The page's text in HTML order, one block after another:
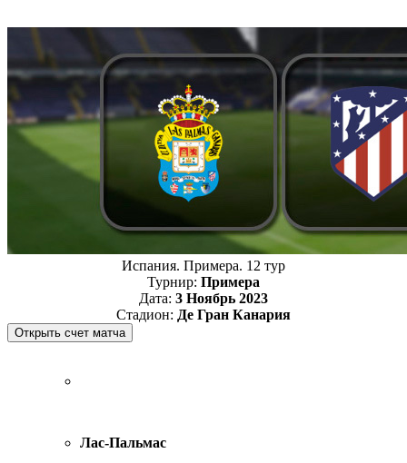
Испания. Примера. 12 тур
Турнир: Примера
Дата: 3 Ноябрь 2023
Стадион: Де Гран Канария
Лас-Пальмас